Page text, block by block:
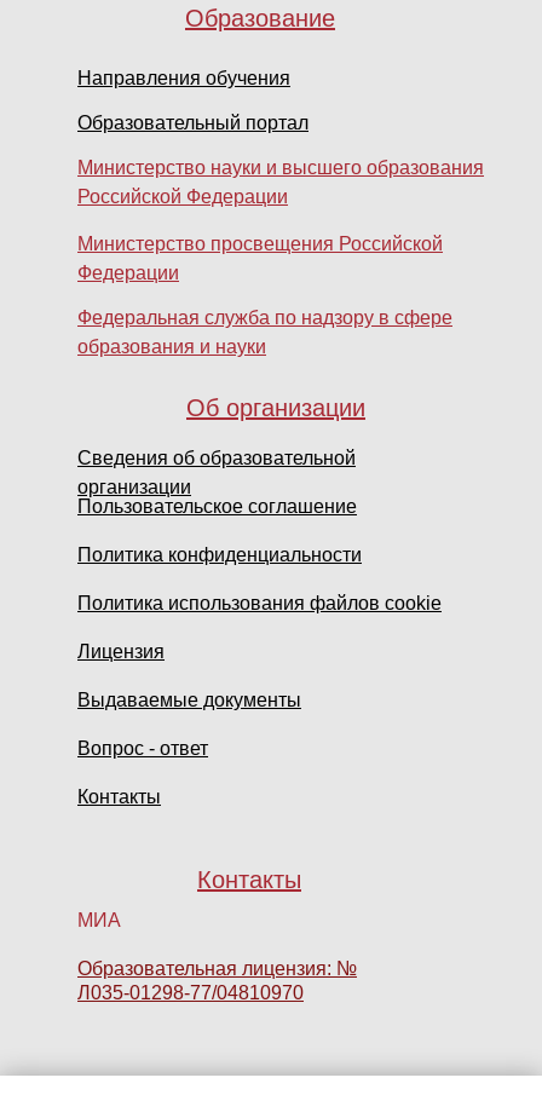
Образование
Об организации
Контакты
Направления обучения
Образовательный портал
Министерство науки и высшего образования
Российской Федерации
Министерство просвещения Российской
Федерации
Федеральная служба по надзору в сфере
образования и науки
Сведения об образовательной
организации
Пользовательское соглашение
Политика конфиденциальности
Политика использования файлов cookie
Лицензия
Выдаваемые документы
Вопрос - ответ
Контакты
МИА
Образовательная лицензия: №
Л035-01298-77/04810970